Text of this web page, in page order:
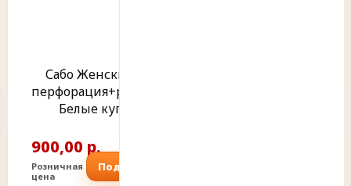
Сабо Женские ЭВА
перфорация+ремешок
Белые купить
900,00 р.
Розничная
цена
Подробнее